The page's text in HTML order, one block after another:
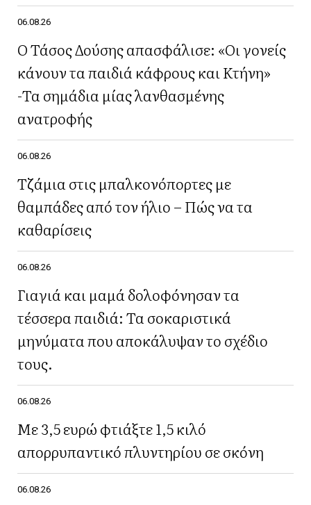
06.08.26
Ο Τάσος Δούσης απασφάλισε: «Οι γονείς
κάνουν τα παιδιά κάφρους και Κτήνη»
-Τα σημάδια μίας λανθασμένης
ανατροφής
06.08.26
Τζάμια στις μπαλκονόπορτες με
θαμπάδες από τον ήλιο – Πώς να τα
καθαρίσεις
06.08.26
Γιαγιά και μαμά δολοφόνησαν τα
τέσσερα παιδιά: Τα σοκαριστικά
μηνύματα που αποκάλυψαν το σχέδιο
τους.
06.08.26
Με 3,5 ευρώ φτιάξτε 1,5 κιλό
απορρυπαντικό πλυντηρίου σε σκόνη
06.08.26